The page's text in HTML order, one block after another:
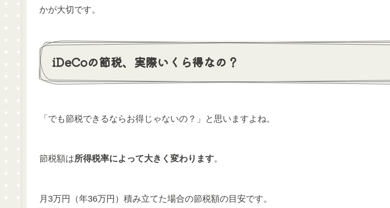
かが大切です。
iDeCoの節税、実際いくら得なの？
「でも節税できるならお得じゃないの？」と思いますよね。
節税額は所得税率によって大きく変わります。
月3万円（年36万円）積み立てた場合の節税額の目安です。